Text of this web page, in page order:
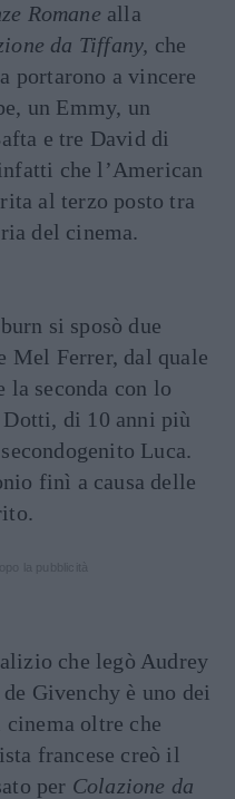
Romane alla
da Tiffany, che
portarono a vincere
un Emmy, un
e tre David di
che l’American
al terzo posto tra
del cinema.
si sposò due
Mel Ferrer, dal quale
seconda con lo
di 10 anni più
Luca.
finì a causa delle
che legò Audrey
Givenchy è uno dei
oltre che
francese creò il
per Colazione da